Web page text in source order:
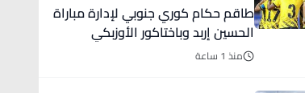
طاقم حكام كوري جنوبي لإدارة مباراة
الحسين إربد وباختاكور الأوزبكي
منذ 1 ساعة